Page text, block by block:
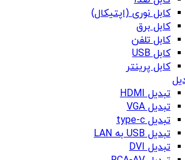
کابل نوری (اپتیکال)
کابل برق
کابل تلفن
کابل USB
کابل پرینتر
تبدیل HDMI
تبدیل VGA
تبدیل type-c
تبدیل USB به LAN
تبدیل DVI